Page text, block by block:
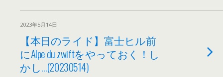
2023年5月14日
【本日のライド】富士ヒル前
にAlpe du zwiftをやっておく！し
かし…(20230514)